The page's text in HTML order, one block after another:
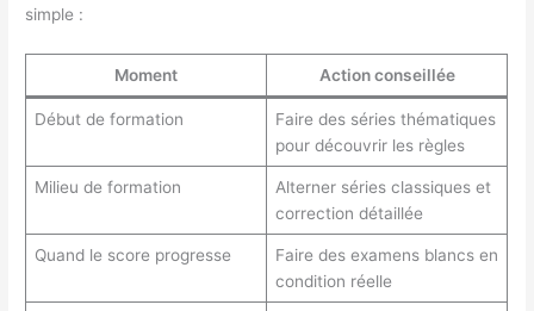
simple :
Moment Action conseillée
Début de formation
Faire des séries thématiques
pour découvrir les règles
Milieu de formation
Alterner séries classiques et
correction détaillée
Quand le score progresse
Faire des examens blancs en
condition réelle